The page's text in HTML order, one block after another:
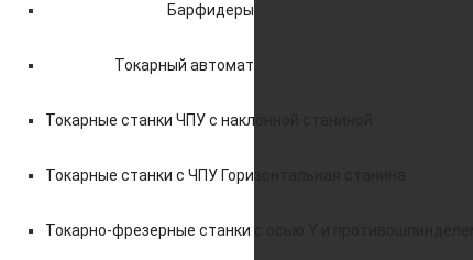
Барфидеры
Токарный автомат
Токарные станки ЧПУ c наклонной станиной
Токарные станки с ЧПУ Горизонтальная станина
Токарно-фрезерные станки с осью Y и противошпинделем